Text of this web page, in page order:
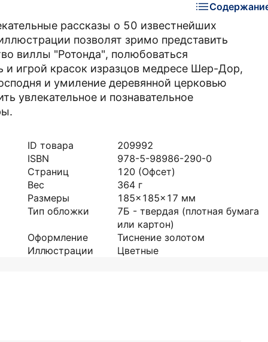
рассказы о 50 известнейших
позволят зримо представить
виллы "Ротонда", полюбоваться
игрой красок изразцов медресе Шер-Дор,
и умиление деревянной церковью
увлекательное и познавательное
ID товара
209992
ISBN
978-5-98986-290-0
Страниц
120 (Офсет)
Вес
364 г
Размеры
185x185x17 мм
Тип обложки
7Б - твердая (плотная бумага
или картон)
Оформление
Тиснение золотом
Иллюстрации
Цветные